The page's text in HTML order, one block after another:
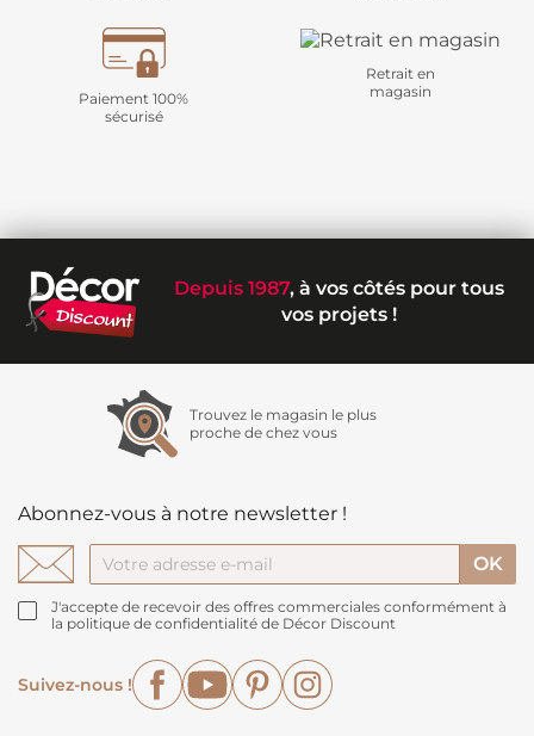
Paiement 100%
sécurisé
Retrait en
magasin
Depuis 1987, à vos côtés pour tous
vos projets !
Trouvez le magasin le plus
proche de chez vous
Abonnez-vous à notre newsletter !
J'accepte de recevoir des offres commerciales conformément à
la politique de confidentialité de Décor Discount
Suivez-nous !
FacebookYouTubePinterest